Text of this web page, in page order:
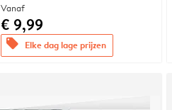
Vanaf
€ 9,99
offers Elke dag lage prijzen